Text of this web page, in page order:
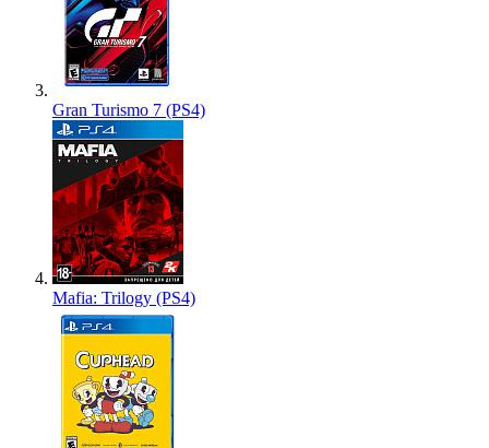
Gran Turismo 7 (PS4)
Mafia: Trilogy (PS4)